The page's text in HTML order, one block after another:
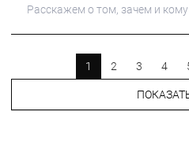
Расскажем о том, зачем и
1 2 3 4